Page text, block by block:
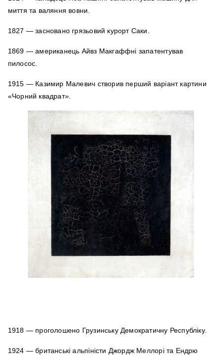
миття та валяння вовни.
1827 — засновано грязьовий курорт Саки.
1869 — американець Айвз Макгаффні запатентував
пилосос.
1915 — Казимир Малевич створив перший варіант картини
«Чорний квадрат».
1918 — проголошено Грузинську Демократичну Республіку.
1924 — британські альпіністи Джордж Меллорі та Ендрю